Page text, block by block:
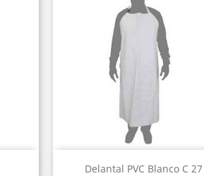
Delantal PVC Blanco C 27
Vista rápida